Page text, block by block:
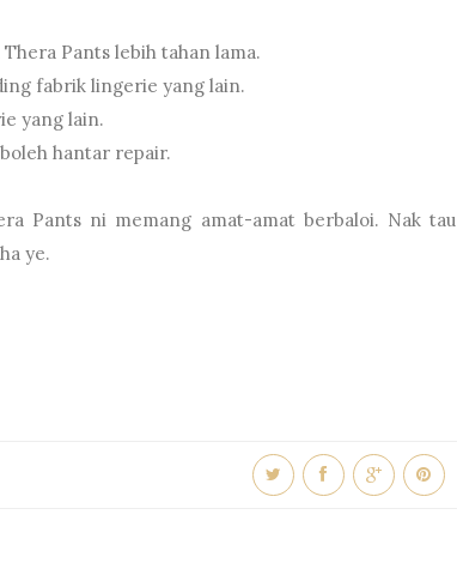
Pants lebih tahan lama.
fabrik lingerie yang lain.
yang lain.
hantar repair.
Pants ni memang amat-amat berbaloi. Nak tau
ye.